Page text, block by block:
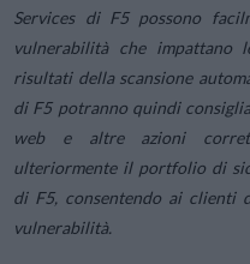
Services di F5 possono
vulnerabilità che impattano
risultati della scansione
di F5 potranno quindi
web e altre azioni
ulteriormente il portfolio di
di F5, consentendo ai clienti
vulnerabilità.